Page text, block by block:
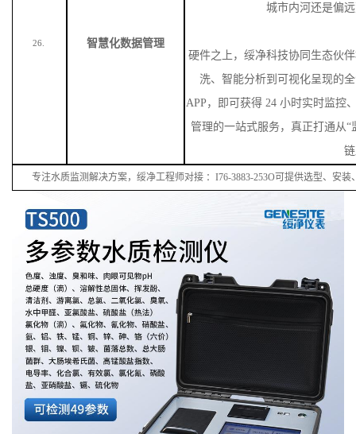
硬件之上，绥净科技协同生态伙
APP，即可获得 24 小时实时监控
管理的一站式服务，真正打通从
专注水质监测解决方案，绥净工程师对接 ：I76-3883-253O可提供选型、安装